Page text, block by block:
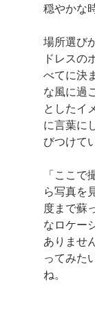
穏やかな
場所選び
ドレスの
べてに決
な風に過
としたイ
に言葉に
びつけて
「ここ
ら写真を
度まで蘇
なロケー
ありませ
ってみた
ね。